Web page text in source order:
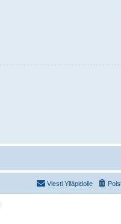
Viesti Ylläpidolle